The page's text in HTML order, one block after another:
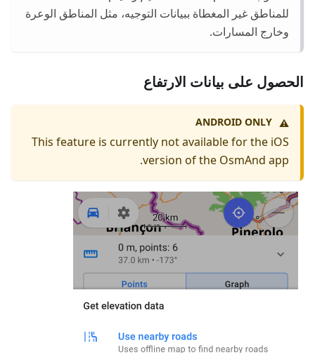
للمناطق غير المغطاة ببيانات التوجيه، مثل المناطق الوعرة
وخارج المسارات.
الحصول على بيانات الارتفاع
⚠️
ANDROID ONLY
This feature is currently not available for the iOS
version of the OsmAnd app.